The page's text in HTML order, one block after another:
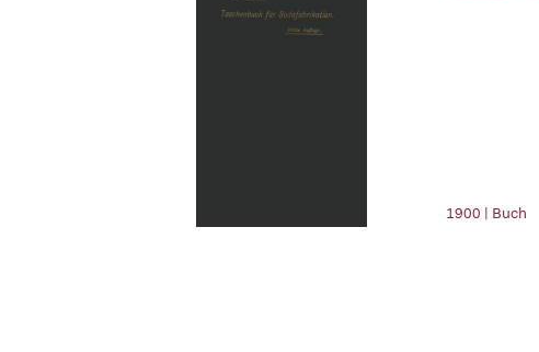
1900 | Buch